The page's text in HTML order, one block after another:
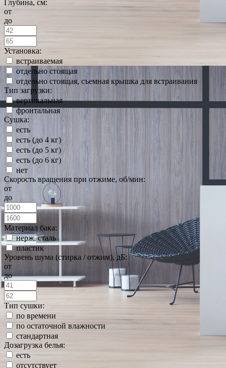
Глубина, см:
от
до
Установка:
встраиваемая
отдельно стоящая
отдельно стоящая, съемная крышка для встраивания
Тип загрузки:
вертикальная
фронтальная
Сушка:
есть
есть (до 4 кг)
есть (до 5 кг)
есть (до 6 кг)
нет
Скорость вращения при отжиме, об/мин:
от
до
Материал бака:
нерж. сталь
пластик
Уровень шума (стирка / отжим), дБ:
от
до
Тип сушки:
по времени
по остаточной влажности
стандартная
Дозагрузка белья:
есть
отсутствует